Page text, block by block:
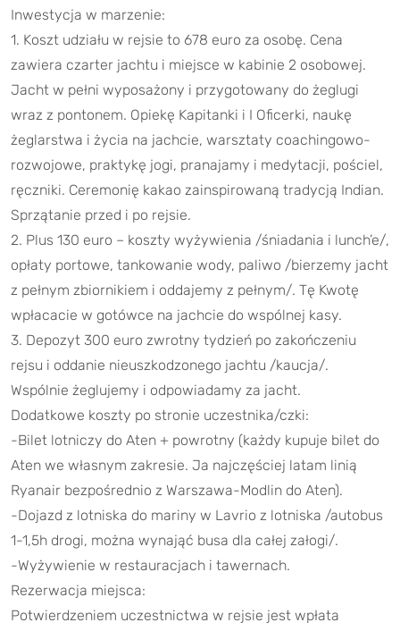
Inwestycja w marzenie:
1. Koszt udziału w rejsie to 678 euro za osobę. Cena
zawiera czarter jachtu i miejsce w kabinie 2 osobowej.
Jacht w pełni wyposażony i przygotowany do żeglugi
wraz z pontonem. Opiekę Kapitanki i I Oficerki, naukę
żeglarstwa i życia na jachcie, warsztaty coachingowo-
rozwojowe, praktykę jogi, pranajamy i medytacji, pościel,
ręczniki. Ceremonię kakao zainspirowaną tradycją Indian.
Sprzątanie przed i po rejsie.
2. Plus 130 euro – koszty wyżywienia /śniadania i lunch’e/,
opłaty portowe, tankowanie wody, paliwo /bierzemy jacht
z pełnym zbiornikiem i oddajemy z pełnym/. Tę Kwotę
wpłacacie w gotówce na jachcie do wspólnej kasy.
3. Depozyt 300 euro zwrotny tydzień po zakończeniu
rejsu i oddanie nieuszkodzonego jachtu /kaucja/.
Wspólnie żeglujemy i odpowiadamy za jacht.
Dodatkowe koszty po stronie uczestnika/czki:
-Bilet lotniczy do Aten + powrotny (każdy kupuje bilet do
Aten we własnym zakresie. Ja najczęściej latam linią
Ryanair bezpośrednio z Warszawa-Modlin do Aten).
-Dojazd z lotniska do mariny w Lavrio z lotniska /autobus
1-1,5h drogi, można wynająć busa dla całej załogi/.
-Wyżywienie w restauracjach i tawernach.
Rezerwacja miejsca:
Potwierdzeniem uczestnictwa w rejsie jest wpłata